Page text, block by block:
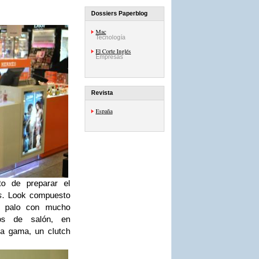
de preparar el
. Look compuesto
con mucho
de salón, en
gama, un clutch
Dossiers Paperblog
Mac
Tecnología
El Corte Inglés
Empresas
Revista
España